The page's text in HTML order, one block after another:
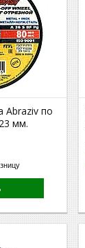
Abraziv по
мм.